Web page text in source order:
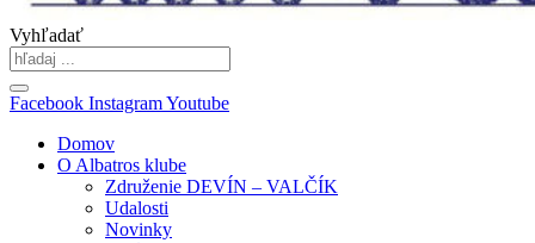
Vyhľadať
Facebook InstagramYoutube
Domov
O Albatros klube
Združenie DEVÍN – VALČÍK
Udalosti
Novinky